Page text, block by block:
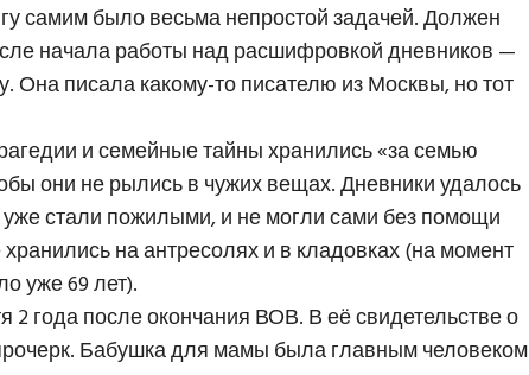
самим было весьма непростой задачей. Должен
начала работы над расшифровкой дневников —
Она писала какому-то писателю из Москвы, но тот
и семейные тайны хранились «за семью
они не рылись в чужих вещах. Дневники удалось
стали пожилыми, и не могли сами без помощи
на антресолях и в кладовках (на момент
уже 69 лет).
2 года после окончания ВОВ. В её свидетельстве о
Бабушка для мамы была главным человеком